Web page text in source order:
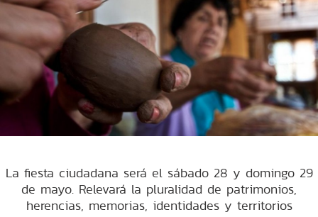
La fiesta ciudadana será el sábado 28 y domingo 29
de mayo. Relevará la pluralidad de patrimonios,
herencias, memorias, identidades y territorios